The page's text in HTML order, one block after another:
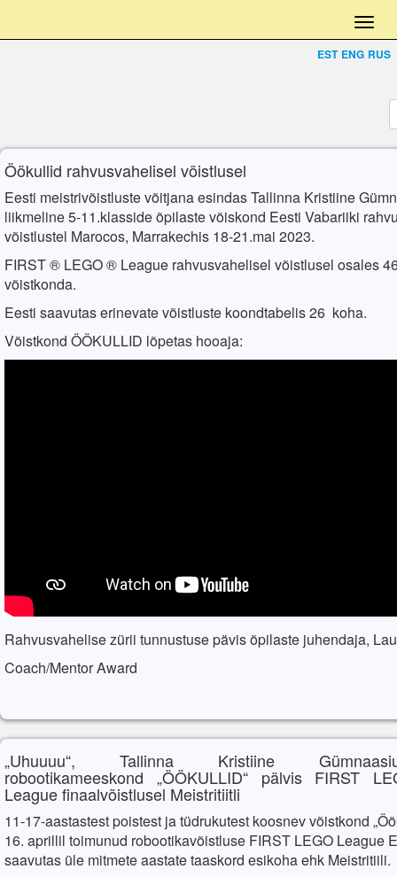
EST ENG RUS
Öökullid rahvusvahelisel võistlusel
Eesti meistrivõistluste võitjana esindas Tallinna Kristiine
liikmeline 5-11.klasside õpilaste võiskond Eesti Vabariiki
võistlustel Marocos, Marrakechis 18-21.mai 2023.
FIRST ® LEGO ® League rahvusvahelisel võistlusel osales
võistkonda.
Eesti saavutas erinevate võistluste koondtabelis 26 koha.
Võistkond ÖÖKULLID lõpetas hooaja:
Rahvusvahelise zürii tunnustuse pävis õpilaste juhendaja,
Coach/Mentor Award
„Uhuuuu“, Tallinna Kristiine
robootikameeskond „ÖÖKULLID“ pälvis FIRST
League finaalvõistlusel Meistritiitli
11-17-aastastest poistest ja tüdrukutest koosnev võistkond
16. aprillil toimunud robootikavõistluse FIRST LEGO League
saavutas üle mitmete aastate taaskord esikoha ehk Meistritiili.